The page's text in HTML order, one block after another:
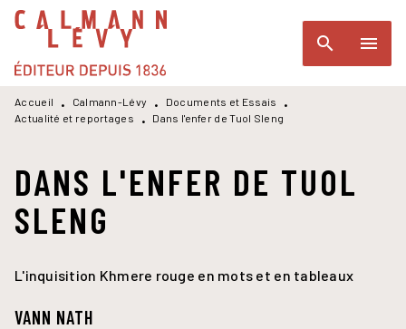
MENU RECHERCHE
PIED DE PAGE
search menu
Accueil • Calmann-Lévy • Documents et Essais
•
Actualité et reportages
• Dans l'enfer de Tuol Sleng
DANS L'ENFER DE TUOL
SLENG
L'inquisition Khmere rouge en mots et en tableaux
VANN NATH